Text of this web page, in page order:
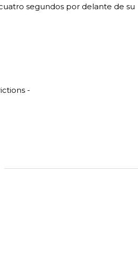
segundos por delante de su
-